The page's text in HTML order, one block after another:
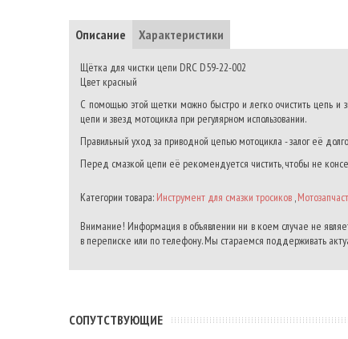
Описание Характеристики
Щётка для чистки цепи DRC D59-22-002
Цвет красный
С помощью этой щетки можно быстро и легко очистить цепь и
цепи и звезд мотоцикла при регулярном использовании.
Правильный уход за приводной цепью мотоцикла - залог её
Перед смазкой цепи её рекомендуется чистить, чтобы не
Категории товара: Инструмент для смазки тросиков ,
Внимание! Информация в объявлении ни в коем случае не
в переписке или по телефону. Мы стараемся поддерживать
CОПУТСТВУЮЩИЕ